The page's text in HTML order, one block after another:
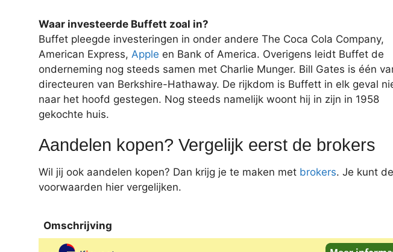
Waar investeerde Buffett zoal in?
Buffet pleegde investeringen in onder andere The Coca Cola Company,
American Express, Apple en Bank of America. Overigens leidt Buffet de
onderneming nog steeds samen met Charlie Munger. Bill Gates is één
directeuren van Berkshire-Hathaway. De rijkdom is Buffett in elk geval
naar het hoofd gestegen. Nog steeds namelijk woont hij in zijn in 1958
gekochte huis.
Aandelen kopen? Vergelijk eerst de brokers
Wil jij ook aandelen kopen? Dan krijg je te maken met brokers. Je kunt de
voorwaarden hier vergelijken.
Omschrijving
Omschrijving